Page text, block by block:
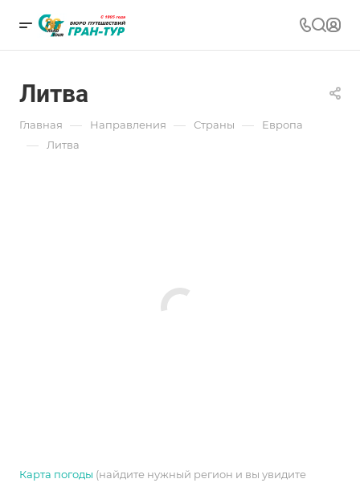
Литва
Главная — Направления — Страны — Европа
— Литва
Карта погоды (найдите нужный регион и вы увидите